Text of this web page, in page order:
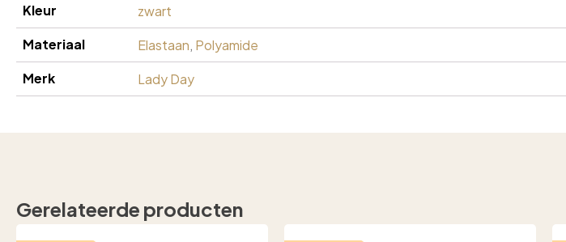
Kleur
zwart
Materiaal
Elastaan, Polyamide
Merk
Lady Day
Gerelateerde producten